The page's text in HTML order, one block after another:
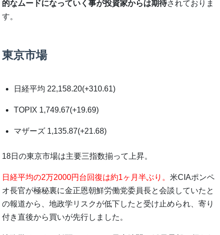
的なムードになっていく事が投資家からは期待されておりま
す。
東京市場
日経平均 22,158.20(+310.61)
TOPIX 1,749.67(+19.69)
マザーズ 1,135.87(+21.68)
18日の東京市場は主要三指数揃って上昇。
日経平均の2万2000円台回復は約1ヶ月半ぶり。米CIAポンペ
オ長官が極秘裏に金正恩朝鮮労働党委員長と会談していたと
の報道から、地政学リスクが低下したと受け止められ、寄り
付き直後から買いが先行しました。